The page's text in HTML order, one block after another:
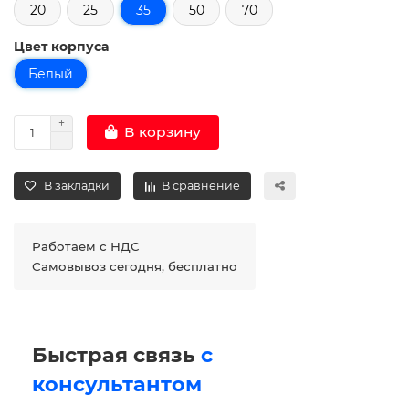
20
25 35 50 70
Цвет корпуса
Белый
В корзину
В закладки В сравнение
Работаем с НДС
Самовывоз сегодня, бесплатно
Быстрая связь с
консультантом